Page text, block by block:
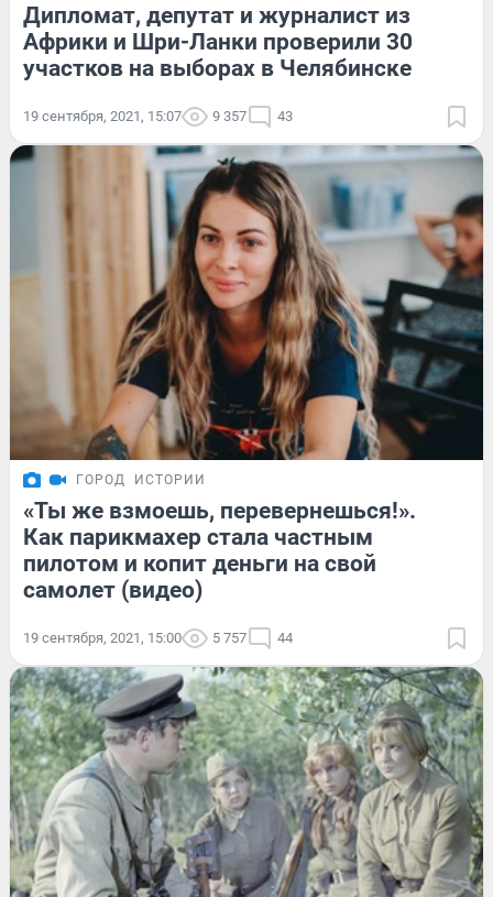
Дипломат, депутат и журналист из
Африки и Шри-Ланки проверили 30
участков на выборах в Челябинске
19 сентября, 2021, 15:07 9 357 43
ГОРОД ИСТОРИИ
«Ты же взмоешь, перевернешься!».
Как парикмахер стала частным
пилотом и копит деньги на свой
самолет (видео)
19 сентября, 2021, 15:00 5 757 44